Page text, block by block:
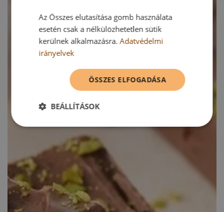
Az Összes elutasítása gomb használata
esetén csak a nélkülözhetetlen sütik
kerülnek alkalmazásra.Adatvédelmi
irányelvek
ÖSSZES ELFOGADÁSA
BEÁLLÍTÁSOK